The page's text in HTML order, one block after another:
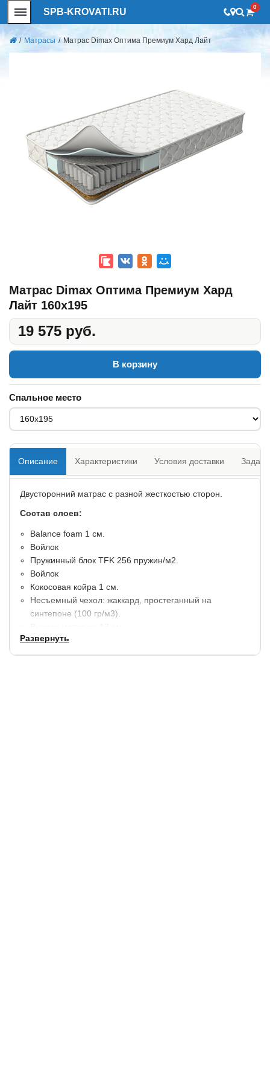
SPB-KROVATI.RU 0
/ Матрасы / Матрас Dimax Оптима Премиум Хард Лайт
Матрас Dimax Оптима Премиум Хард
Лайт 160x195
19 575 руб.
В корзину
Спальное место
Описание Характеристики Условия доставки
Двусторонний матрас с разной жесткостью сторон.
Состав слоев:
​Balance foam 1 см.
Войлок
Пружинный блок TFK 256 пружин/м2.
Войлок
Кокосовая койра 1 см.
Несъемный чехол: жаккард, простеганный на
синтепоне (100 гр/м3).
Максимальная нагрузка на 1 спальное место 110 кг.
Развернуть